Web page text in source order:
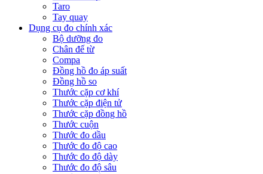
Taro
Tay quay
Dụng cụ đo chính xác
Bộ dưỡng đo
Chân đế từ
Compa
Đồng hồ đo áp suất
Đồng hồ so
Thước cặp cơ khí
Thước cặp điện tử
Thước cặp đồng hồ
Thước cuộn
Thước đo dầu
Thước đo độ cao
Thước đo độ dày
Thước đo độ sâu